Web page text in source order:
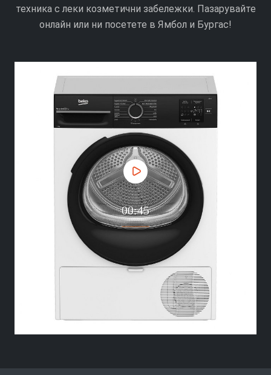
техника с леки козметични забележки. Пазарувайте
онлайн или ни посетете в Ямбол и Бургас!
00:45